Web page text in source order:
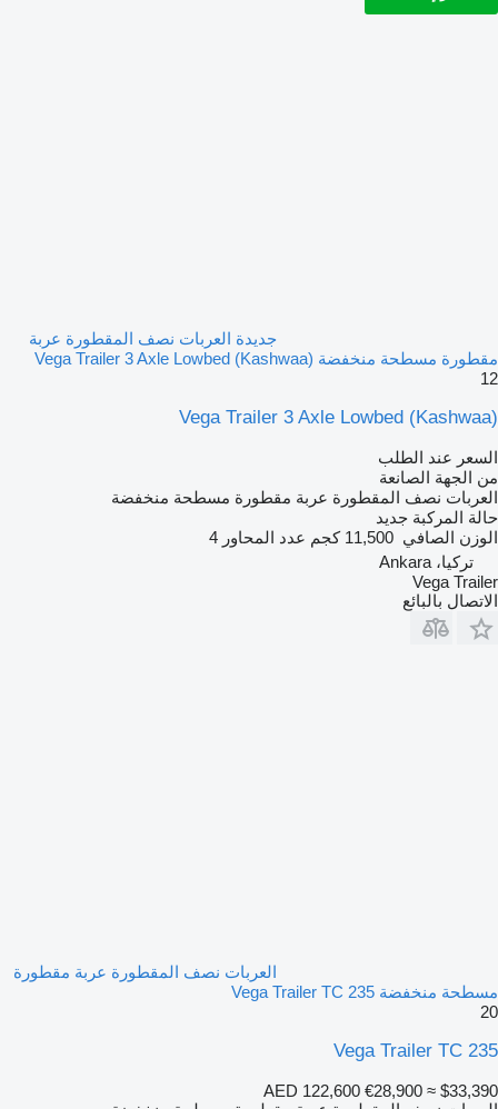
جديدة العربات نصف المقطورة عربة
مقطورة مسطحة منخفضة Vega Trailer 3 Axle Lowbed (Kashwaa)
12
Vega Trailer 3 Axle Lowbed (Kashwaa)
السعر عند الطلب
من الجهة الصانعة
العربات نصف المقطورة عربة مقطورة مسطحة منخفضة
حالة المركبة جديد
الوزن الصافي 11,500 كجم عدد المحاور 4
تركيا، Ankara
Vega Trailer
الاتصال بالبائع
العربات نصف المقطورة عربة مقطورة
مسطحة منخفضة Vega Trailer TC 235
20
Vega Trailer TC 235
AED 122,600 €28,900 ≈ $33,390